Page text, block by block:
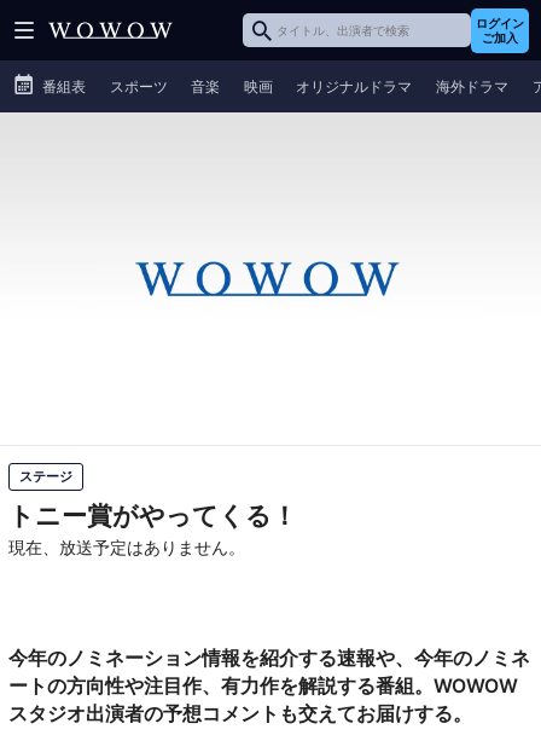
ログイン
ご加入
番組表 スポーツ 音楽 映画 オリジナルドラマ 海外ドラマ
ステージ
トニー賞がやってくる！
現在、放送予定はありません。
今年のノミネーション情報を紹介する速報や、今年のノミネ
ートの方向性や注目作、有力作を解説する番組。WOWOW
スタジオ出演者の予想コメントも交えてお届けする。